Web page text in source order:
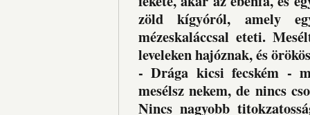
zöld kígyóról, amely
mézeskaláccsal eteti.
leveleken hajóznak, és
- Drága kicsi fecském -
mesélsz nekem, de nincs
Nincs nagyobb